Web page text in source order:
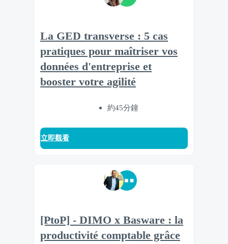
La GED transverse : 5 cas
pratiques pour maîtriser vos
données d'entreprise et
booster votre agilité
約45分鐘
立即觀看
[PtoP] - DIMO x Basware : la
productivité comptable grâce